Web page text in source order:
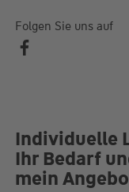
Folgen Sie uns auf
Individuelle
Ihr Bedarf
mein